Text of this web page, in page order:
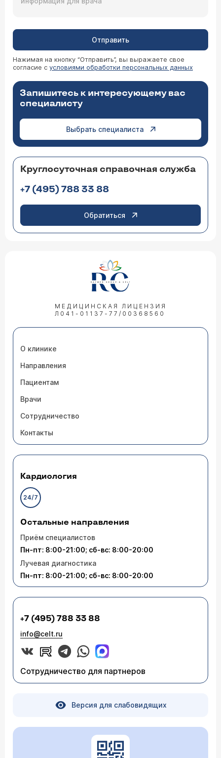
Отправить
Нажимая на кнопку “Отправить”, вы выражаете свое
согласие с условиями обработки персональных данных
Запишитесь к интересующему вас
специалисту
Выбрать специалиста
Круглосуточная справочная служба
+7 (495) 788 33 88
Обратиться
МЕДИЦИНСКАЯ ЛИЦЕНЗИЯ
Л041-01137-77/00368560
О клинике
Направления
Пациентам
Врачи
Сотрудничество
Контакты
Кардиология
24/7
Остальные направления
Приём специалистов
Пн-пт: 8:00-21:00; сб-вс: 8:00-20:00
Лучевая диагностика
Пн-пт: 8:00-21:00; сб-вс: 8:00-20:00
+7 (495) 788 33 88
info@celt.ru
Сотрудничество для партнеров
Версия для слабовидящих